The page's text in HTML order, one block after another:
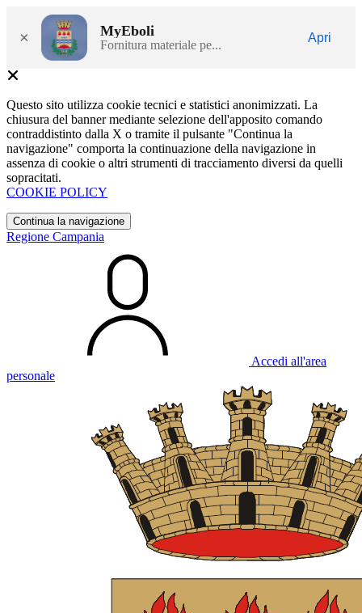
× MyEboli
Fornitura materiale pe...
Apri
Questo sito utilizza cookie tecnici e statistici anonimizzati. La
chiusura del banner mediante selezione dell'apposito comando
contraddistinto dalla X o tramite il pulsante "Continua la
navigazione" comporta la continuazione della navigazione in
assenza di cookie o altri strumenti di tracciamento diversi da quelli
sopracitati.
COOKIE POLICY
Continua la navigazione
Regione Campania
Accedi all'area
personale